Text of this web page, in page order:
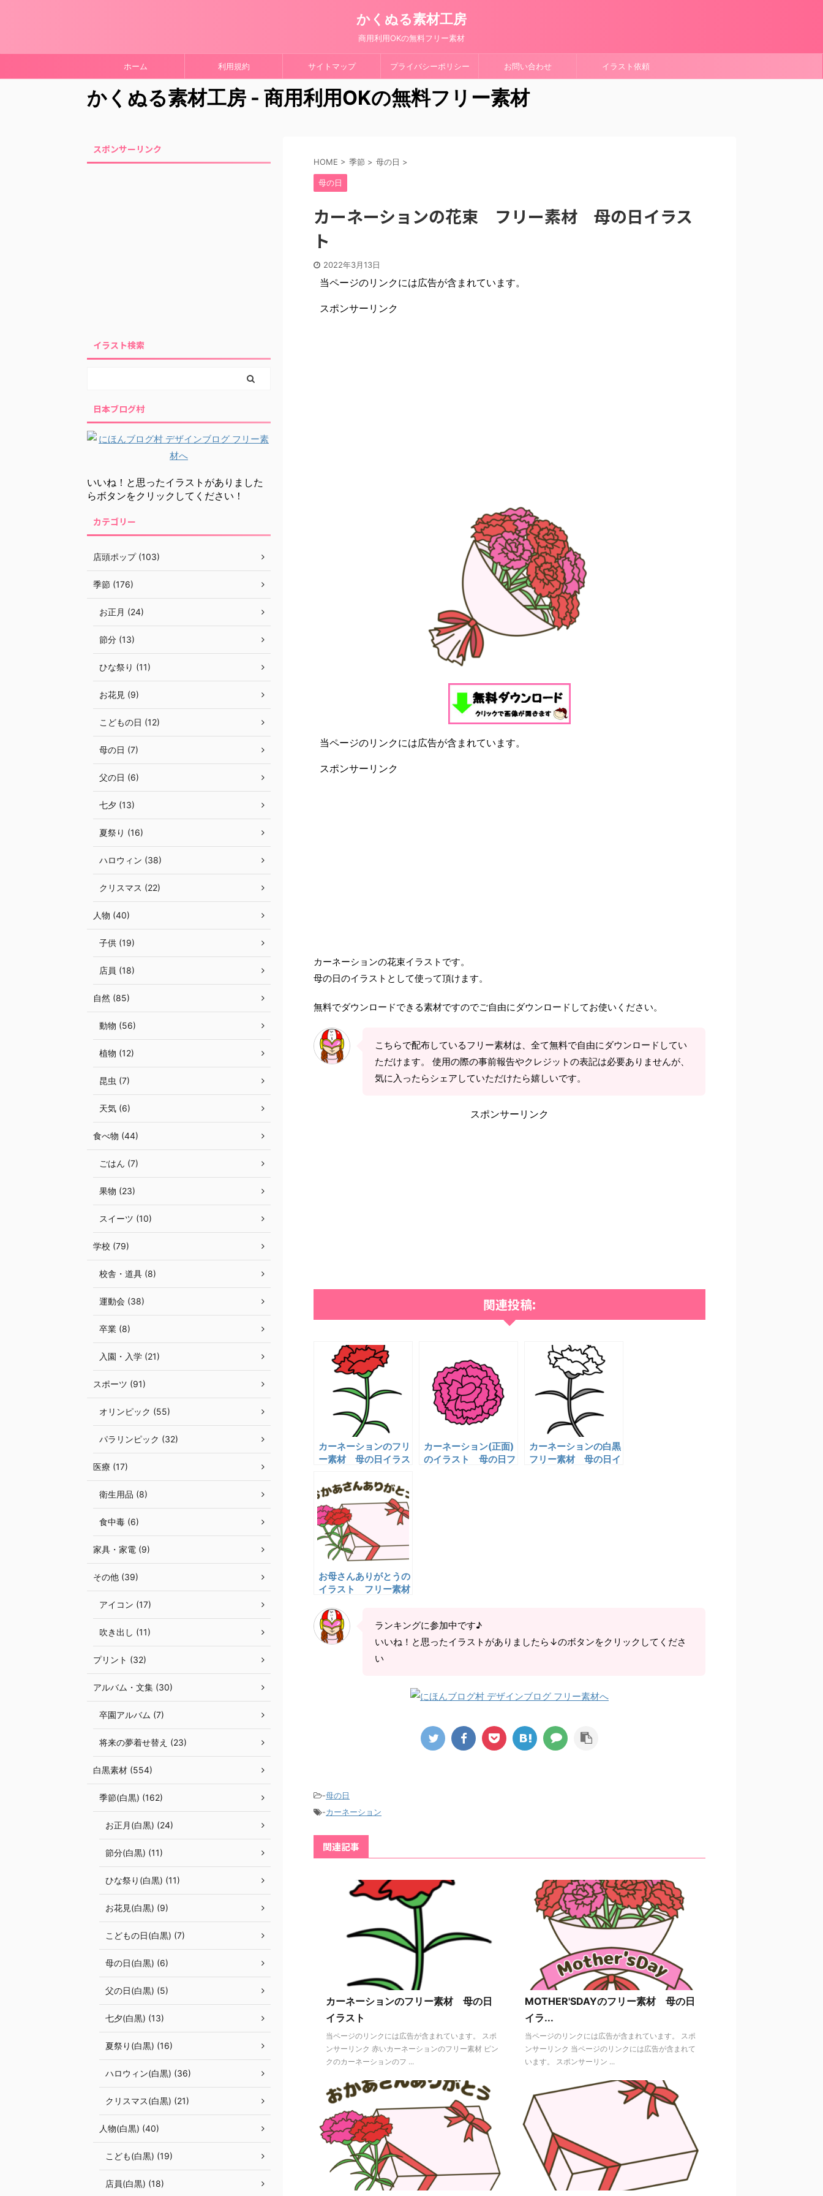
かくぬる素材工房
商用利用OKの無料フリー素材
ホーム 利用規約 サイトマップ プライバシーポリシー お問い合わせ イラスト依頼
かくぬる素材工房 - 商用利用OKの無料フリー素材
HOME > 季節 > 母の日 >
母の日
カーネーションの花束 フリー素材 母の日イラス
ト
2022年3月13日
当ページのリンクには広告が含まれています。
スポンサーリンク
当ページのリンクには広告が含まれています。
スポンサーリンク
カーネーションの花束イラストです。
母の日のイラストとして使って頂けます。
無料でダウンロードできる素材ですのでご自由にダウンロードしてお使いください。
こちらで配布しているフリー素材は、全て無料で自由にダウンロードしてい
ただけます。 使用の際の事前報告やクレジットの表記は必要ありませんが、
気に入ったらシェアしていただけたら嬉しいです。
スポンサーリンク
関連投稿:
カーネーションのフリ
ー素材 母の日イラス
カーネーション(正面)
のイラスト 母の日フ
カーネーションの白黒
フリー素材 母の日イ
お母さんありがとうの
イラスト フリー素材
ランキングに参加中です♪
いいね！と思ったイラストがありましたら↓のボタンをクリックしてくださ
い
-母の日
-カーネーション
関連記事
カーネーションのフリー素材 母の日
イラスト
当ページのリンクには広告が含まれています。 スポ
ンサーリンク 赤いカーネーションのフリー素材 ピン
クのカーネーションのフ ...
MOTHER'SDAYのフリー素材 母の日
イラ...
当ページのリンクには広告が含まれています。 スポ
ンサーリンク 当ページのリンクには広告が含まれて
います。 スポンサーリン ...
スポンサーリンク
イラスト検索
日本ブログ村
いいね！と思ったイラストがありました
らボタンをクリックしてください！
カテゴリー
店頭ポップ (103)
季節 (176)
お正月 (24)
節分 (13)
ひな祭り (11)
お花見 (9)
こどもの日 (12)
母の日 (7)
父の日 (6)
七夕 (13)
夏祭り (16)
ハロウィン (38)
クリスマス (22)
人物 (40)
子供 (19)
店員 (18)
自然 (85)
動物 (56)
植物 (12)
昆虫 (7)
天気 (6)
食べ物 (44)
ごはん (7)
果物 (23)
スイーツ (10)
学校 (79)
校舎・道具 (8)
運動会 (38)
卒業 (8)
入園・入学 (21)
スポーツ (91)
オリンピック (55)
パラリンピック (32)
医療 (17)
衛生用品 (8)
食中毒 (6)
家具・家電 (9)
その他 (39)
アイコン (17)
吹き出し (11)
プリント (32)
アルバム・文集 (30)
卒園アルバム (7)
将来の夢着せ替え (23)
白黒素材 (554)
季節(白黒) (162)
お正月(白黒) (24)
節分(白黒) (11)
ひな祭り(白黒) (11)
お花見(白黒) (9)
こどもの日(白黒) (7)
母の日(白黒) (6)
父の日(白黒) (5)
七夕(白黒) (13)
夏祭り(白黒) (16)
ハロウィン(白黒) (36)
クリスマス(白黒) (21)
人物(白黒) (40)
こども(白黒) (19)
店員(白黒) (18)